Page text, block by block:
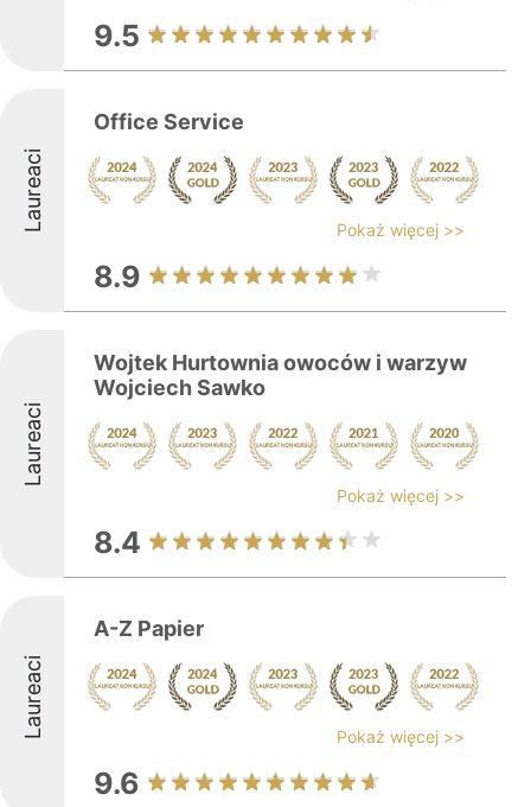
9.5
Laureaci
Office Service
Pokaż więcej >>
8.9
Laureaci
Wojtek Hurtownia owoców i warzyw
Wojciech Sawko
Pokaż więcej >>
8.4
Laureaci
A-Z Papier
Pokaż więcej >>
9.6